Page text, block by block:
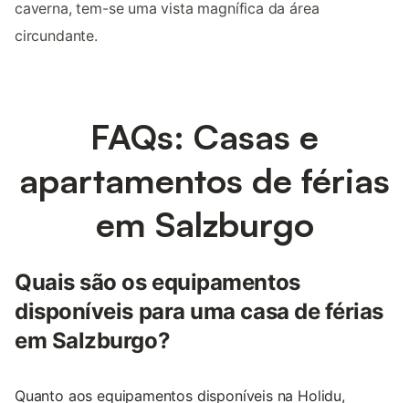
caverna, tem-se uma vista magnífica da área
circundante.
FAQs: Casas e
apartamentos de férias
em Salzburgo
Quais são os equipamentos
disponíveis para uma casa de férias
em Salzburgo?
Quanto aos equipamentos disponíveis na Holidu,